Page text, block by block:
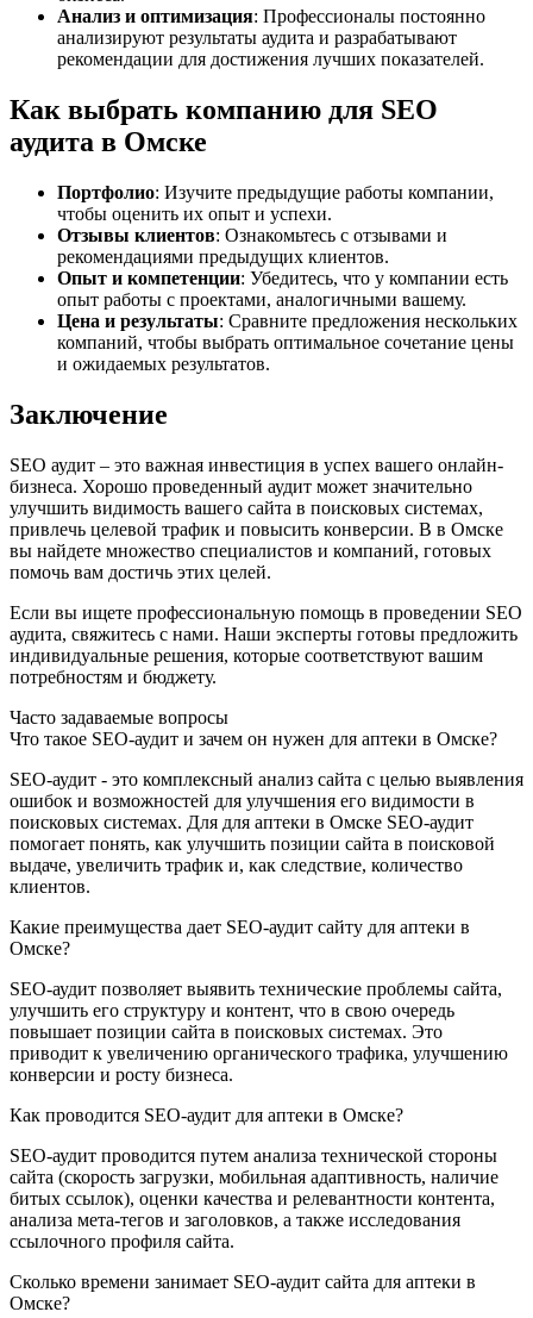
Анализ и оптимизация: Профессионалы постоянно
анализируют результаты аудита и разрабатывают
рекомендации для достижения лучших показателей.
Как выбрать компанию для SEO
аудита в Омске
Портфолио: Изучите предыдущие работы компании,
чтобы оценить их опыт и успехи.
Отзывы клиентов: Ознакомьтесь с отзывами и
рекомендациями предыдущих клиентов.
Опыт и компетенции: Убедитесь, что у компании есть
опыт работы с проектами, аналогичными вашему.
Цена и результаты: Сравните предложения нескольких
компаний, чтобы выбрать оптимальное сочетание цены
и ожидаемых результатов.
Заключение
SEO аудит – это важная инвестиция в успех вашего онлайн-
бизнеса. Хорошо проведенный аудит может значительно
улучшить видимость вашего сайта в поисковых системах,
привлечь целевой трафик и повысить конверсии. В в Омске
вы найдете множество специалистов и компаний, готовых
помочь вам достичь этих целей.
Если вы ищете профессиональную помощь в проведении SEO
аудита, свяжитесь с нами. Наши эксперты готовы предложить
индивидуальные решения, которые соответствуют вашим
потребностям и бюджету.
Часто задаваемые вопросы
Что такое SEO-аудит и зачем он нужен для аптеки в Омске?
SEO-аудит - это комплексный анализ сайта с целью выявления
ошибок и возможностей для улучшения его видимости в
поисковых системах. Для для аптеки в Омске SEO-аудит
помогает понять, как улучшить позиции сайта в поисковой
выдаче, увеличить трафик и, как следствие, количество
клиентов.
Какие преимущества дает SEO-аудит сайту для аптеки в
Омске?
SEO-аудит позволяет выявить технические проблемы сайта,
улучшить его структуру и контент, что в свою очередь
повышает позиции сайта в поисковых системах. Это
приводит к увеличению органического трафика, улучшению
конверсии и росту бизнеса.
Как проводится SEO-аудит для аптеки в Омске?
SEO-аудит проводится путем анализа технической стороны
сайта (скорость загрузки, мобильная адаптивность, наличие
битых ссылок), оценки качества и релевантности контента,
анализа мета-тегов и заголовков, а также исследования
ссылочного профиля сайта.
Сколько времени занимает SEO-аудит сайта для аптеки в
Омске?